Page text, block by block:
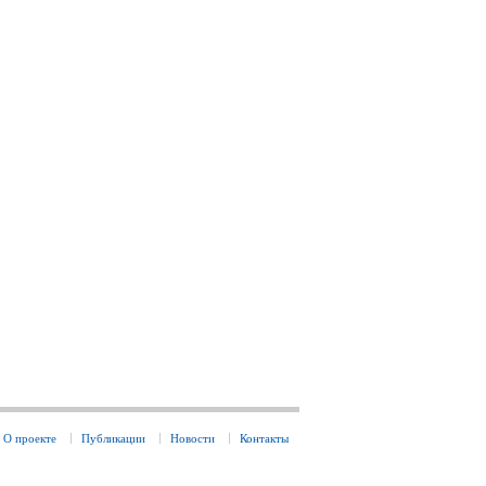
О проекте Публикации Новости Контакты